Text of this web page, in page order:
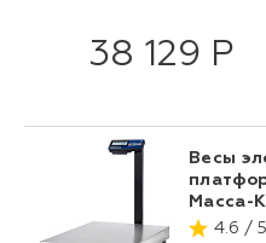
38 129 Р
Весы
Масса-
4.6 /